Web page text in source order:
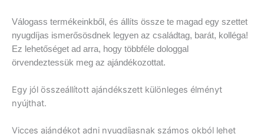
Válogass termékeinkből, és állíts össze te magad egy szettet
nyugdíjas ismerősösdnek legyen az családtag, barát, kolléga!
Ez lehetőséget ad arra, hogy többféle dologgal
örvendeztessük meg az ajándékozottat.
Egy jól összeállított ajándékszett különleges élményt
nyújthat.
Vicces ajándékot adni nyugdíjasnak számos okból lehet